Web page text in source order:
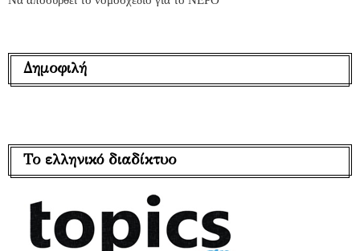
Δημοφιλή
Το ελληνικό διαδίκτυο